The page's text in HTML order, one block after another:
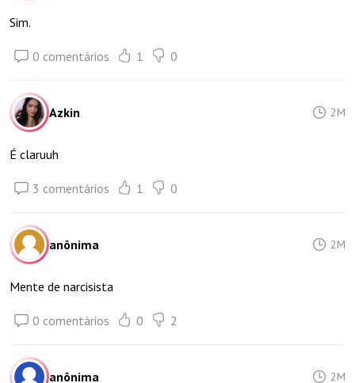
Sim.
0 comentários 1 0
Azkin 2M
É claruuh
3 comentários 1 0
anônima 2M
Mente de narcisista
0 comentários 0 2
anônima 2M